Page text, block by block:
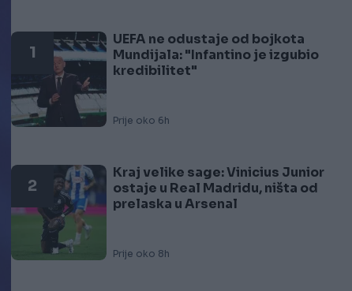
1
UEFA ne odustaje od bojkota
Mundijala: "Infantino je izgubio
kredibilitet"
Prije oko 6h
2
Kraj velike sage: Vinicius Junior
ostaje u Real Madridu, ništa od
prelaska u Arsenal
Prije oko 8h